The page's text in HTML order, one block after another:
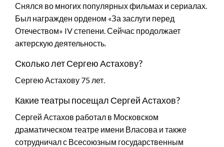
Снялся во многих популярных фильмах и сериалах.
Был награжден орденом «За заслуги перед
Отечеством» IV степени. Сейчас продолжает
актерскую деятельность.
Сколько лет Сергею Астахову?
Сергею Астахову 75 лет.
Какие театры посещал Сергей Астахов?
Сергей Астахов работал в Московском
драматическом театре имени Власова и также
сотрудничал с Всесоюзным государственным